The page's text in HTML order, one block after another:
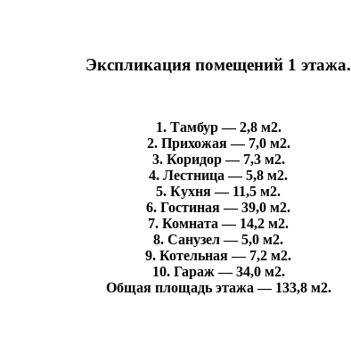
Экспликация помещений 1 этажа.
1. Тамбур — 2,8 м2.
2. Прихожая — 7,0 м2.
3. Коридор — 7,3 м2.
4. Лестница — 5,8 м2.
5. Кухня — 11,5 м2.
6. Гостиная — 39,0 м2.
7. Комната — 14,2 м2.
8. Санузел — 5,0 м2.
9. Котельная — 7,2 м2.
10. Гараж — 34,0 м2.
Общая площадь этажа — 133,8 м2.